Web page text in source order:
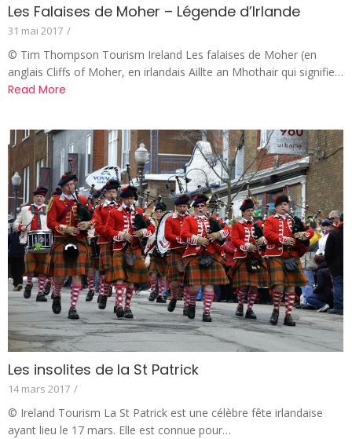
Les Falaises de Moher – Légende d’Irlande
31 mai 2017 /
© Tim Thompson Tourism Ireland Les falaises de Moher (en
anglais Cliffs of Moher, en irlandais Aillte an Mhothair qui signifie…
Read More
Les insolites de la St Patrick
14 mars 2017 /
© Ireland Tourism La St Patrick est une célèbre fête irlandaise
ayant lieu le 17 mars. Elle est connue pour…